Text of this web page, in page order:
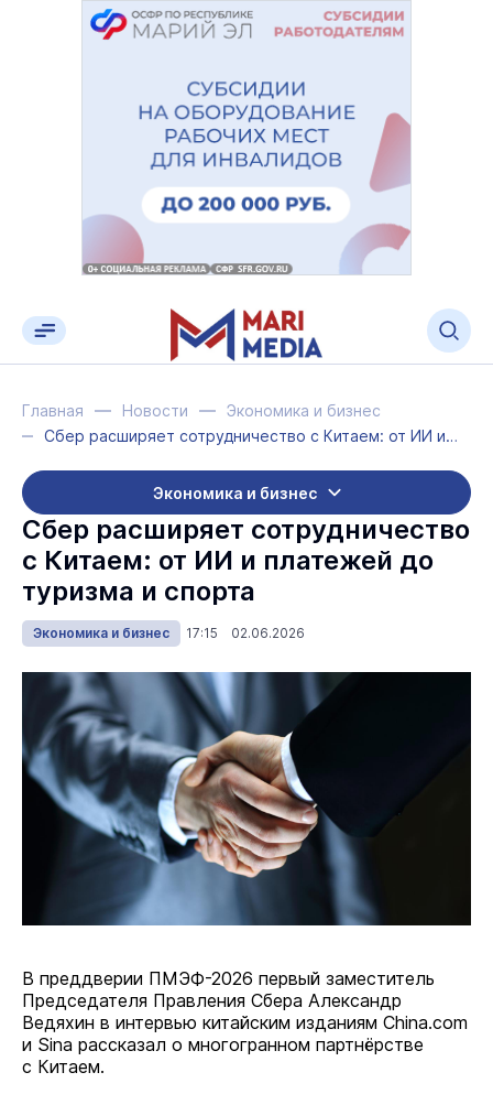
Главная Новости
Экономика и бизнес
Сбер расширяет сотрудничество с Китаем: от ИИ и платежей до туризма и спорта
Экономика и бизнес
Сбер расширяет сотрудничество
с Китаем: от ИИ и платежей до
туризма и спорта
Экономика и бизнес 17:15 02.06.2026
В преддверии ПМЭФ-2026 первый заместитель
Председателя Правления Сбера Александр
Ведяхин в интервью китайским изданиям China.com
и Sina рассказал о многогранном партнёрстве
с Китаем.